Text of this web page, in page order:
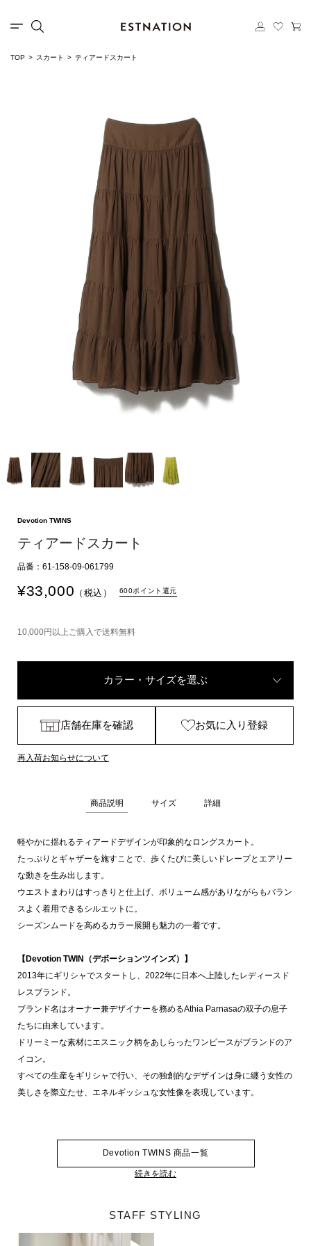
TOP スカート ティアードスカート
Devotion TWINS
ティアードスカート
品番：61-158-09-061799
¥33,000 （税込） 600ポイント還元
10,000円以上ご購入で送料無料
カラー・サイズを選ぶ
店舗在庫を確認 お気に入り登録
再入荷お知らせについて
商品説明 サイズ 詳細
軽やかに揺れるティアードデザインが印象的なロングスカート。
たっぷりとギャザーを施すことで、歩くたびに美しいドレープとエアリー
な動きを生み出します。
ウエストまわりはすっきりと仕上げ、ボリューム感がありながらもバラン
スよく着用できるシルエットに。
シーズンムードを高めるカラー展開も魅力の一着です。
【Devotion TWIN（デボーションツインズ）】
2013年にギリシャでスタートし、2022年に日本へ上陸したレディースド
レスブランド。
ブランド名はオーナー兼デザイナーを務めるAthia Parnasaの双子の息子
たちに由来しています。
ドリーミーな素材にエスニック柄をあしらったワンピースがブランドのア
イコン。
すべての生産をギリシャで行い、その独創的なデザインは身に纏う女性の
美しさを際立たせ、エネルギッシュな女性像を表現しています。
Devotion TWINS 商品一覧
続きを読む
STAFF STYLING